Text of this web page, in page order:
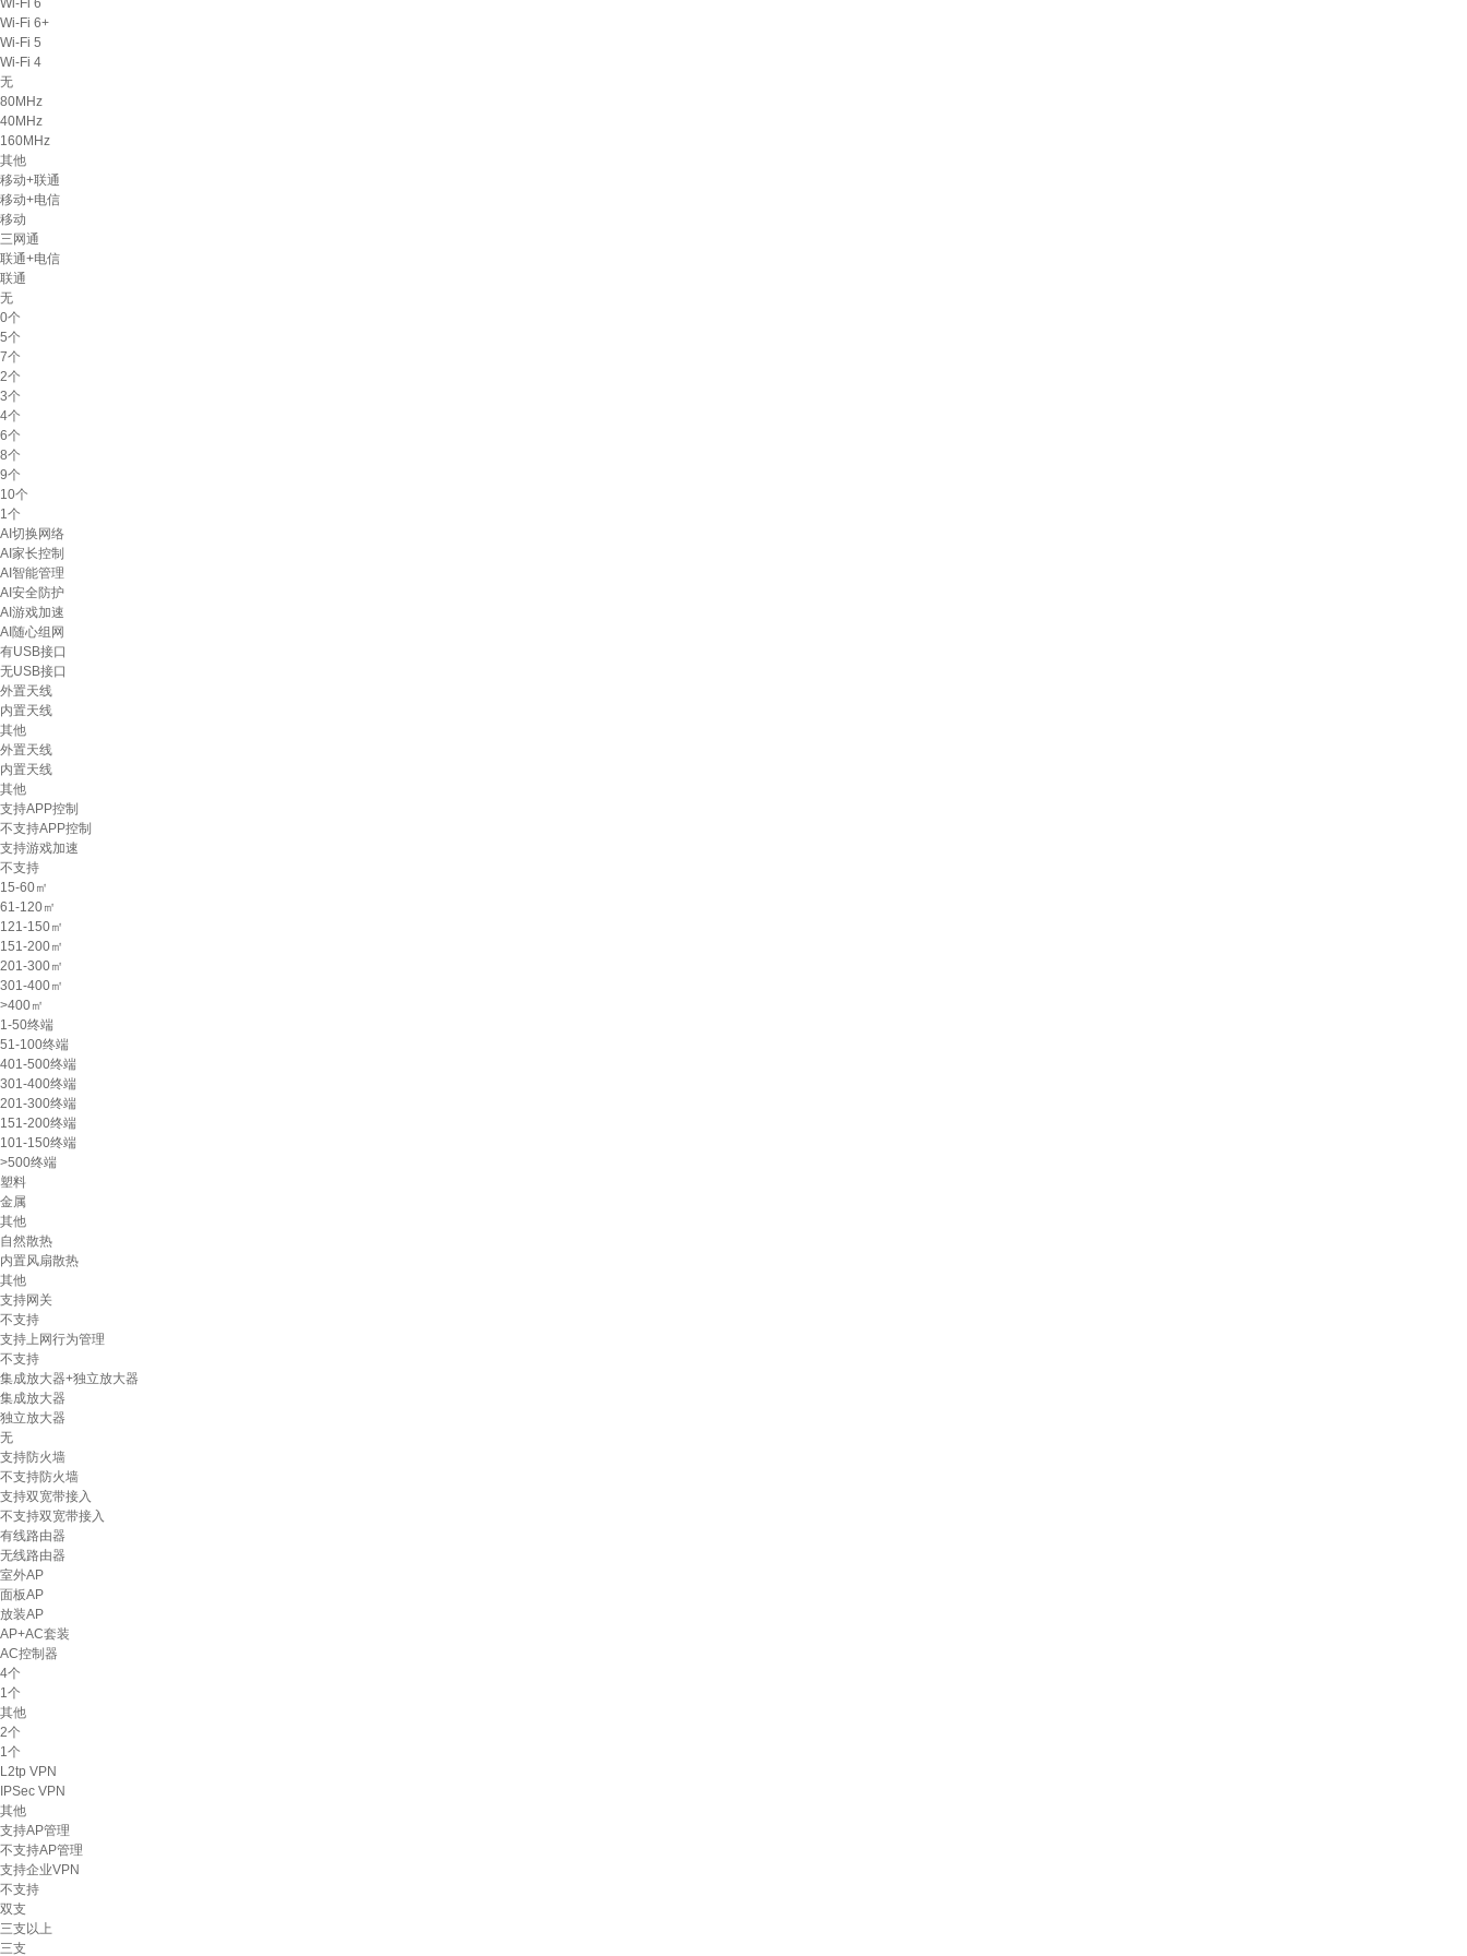
Wi-Fi 6
Wi-Fi 6+
Wi-Fi 5
Wi-Fi 4
无
80MHz
40MHz
160MHz
其他
移动+联通
移动+电信
移动
三网通
联通+电信
联通
无
0个
5个
7个
2个
3个
4个
6个
8个
9个
10个
1个
AI切换网络
AI家长控制
AI智能管理
AI安全防护
AI游戏加速
AI随心组网
有USB接口
无USB接口
外置天线
内置天线
其他
外置天线
内置天线
其他
支持APP控制
不支持APP控制
支持游戏加速
不支持
15-60㎡
61-120㎡
121-150㎡
151-200㎡
201-300㎡
301-400㎡
>400㎡
1-50终端
51-100终端
401-500终端
301-400终端
201-300终端
151-200终端
101-150终端
>500终端
塑料
金属
其他
自然散热
内置风扇散热
其他
支持网关
不支持
支持上网行为管理
不支持
集成放大器+独立放大器
集成放大器
独立放大器
无
支持防火墙
不支持防火墙
支持双宽带接入
不支持双宽带接入
有线路由器
无线路由器
室外AP
面板AP
放装AP
AP+AC套装
AC控制器
4个
1个
其他
2个
1个
L2tp VPN
IPSec VPN
其他
支持AP管理
不支持AP管理
支持企业VPN
不支持
双支
三支以上
三支